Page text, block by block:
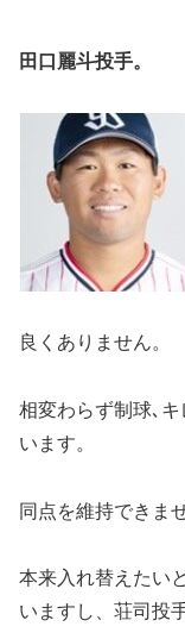
田口麗斗投手。
良くありません。
相変わらず制球､
います。
同点を維持できま
本来入れ替えたい
いますし、荘司投